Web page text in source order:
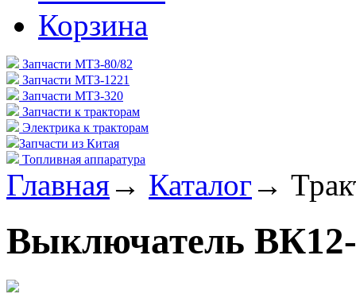
Корзина
Запчасти МТЗ-80/82
Запчасти МТЗ-1221
Запчасти МТЗ-320
Запчасти к тракторам
Электрика к тракторам
Запчасти из Китая
Топливная аппаратура
Главная→ Каталог →
Выключатель